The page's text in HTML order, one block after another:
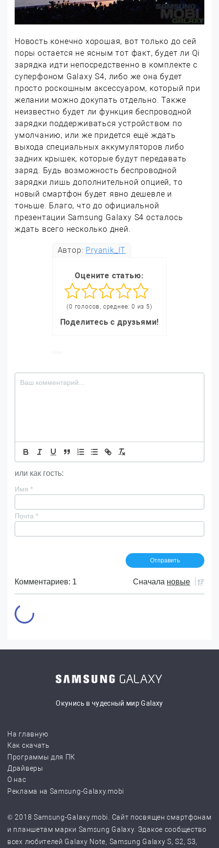
Новость конечно хорошая, вот только до сей
поры остается не ясным тот факт, будет ли Qi
зарядка идти непосредственно в комплекте с
суперфоном Galaxy S4, либо же она будет
просто роскошным аксессуаром, который при
желании можно докупать отдельно. Также
неизвестно будет ли функция беспроводной
зарядки поддерживаться устройством по
умолчанию, или же придется ещё ждать
выхода специальных аккумуляторов либо
задних крышек, которые будут передавать
заряд. Будь возможность беспроводной
зарядки лишь дополнительной опцией, то
новый смартфон будет явно дешевле и
тоньше. Благо, что до официальной
презентации Samsung Galaxy S4 осталось
ждать всего несколько дней.
Автор: Pryanik_IT
Оцените статью:
(0 голосов, среднее: 0 из 5)
Поделитесь с друзьями!
или как гость:
Имя *
Почта *
Комментариев: 1 Сначала новые
Окунись в чудесный мир Galaxy
На главную
Как скачать
Программы для ПК
Драйверы
О нас
Реклама на Samsung-Galaxy.mobi
© 2018 Samsung-Galaxy.mobi. Сайт посвящен смартфонам
и планшетам марки Samsung Galaxy. Эдакое сообщество
всех любителей Galaxy Note, Samsung Galaxy S, S2, S3,